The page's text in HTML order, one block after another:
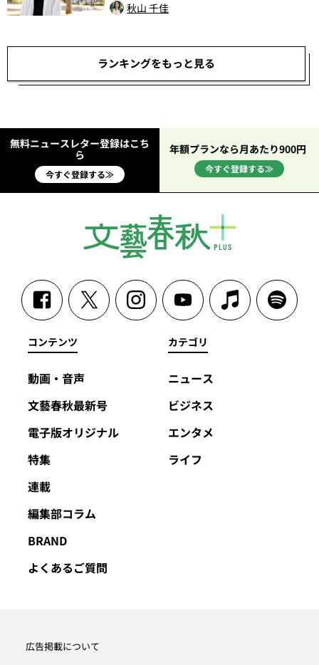
秋山 千佳
ランキングをもっと見る
無料ニュースレター登録はこち
ら
今すぐ登録する≫
年額プランなら月あたり900円
今すぐ登録する≫
コンテンツ
動画・音声
文藝春秋最新号
電子版オリジナル
特集
連載
編集部コラム
BRAND
よくあるご質問
カテゴリ
ニュース
ビジネス
エンタメ
ライフ
広告掲載について